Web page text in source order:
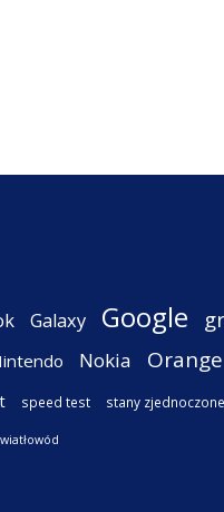
Galaxy Google
Nokia Orange
speed test stany zjednoczone